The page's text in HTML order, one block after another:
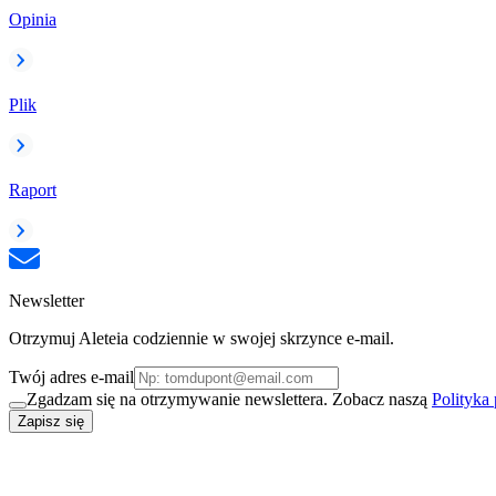
Opinia
Plik
Raport
Newsletter
Otrzymuj Aleteia codziennie w swojej skrzynce e-mail.
Twój adres e-mail
Zgadzam się na otrzymywanie newslettera. Zobacz naszą Polityka
Zapisz się